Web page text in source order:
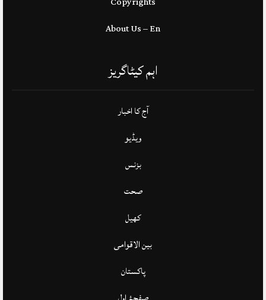
About Us – En
اہم کیٹاگریز
آج کا اخبار
ویڈیو
بزنس
صحت
کھیل
بین الاقوامی
پاکستان